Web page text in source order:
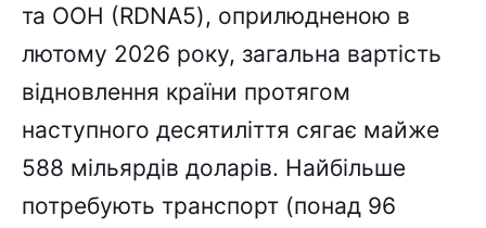
та ООН (RDNA5), оприлюдненою в
лютому 2026 року, загальна вартість
відновлення країни протягом
наступного десятиліття сягає майже
588 мільярдів доларів. Найбільше
потребують транспорт (понад 96